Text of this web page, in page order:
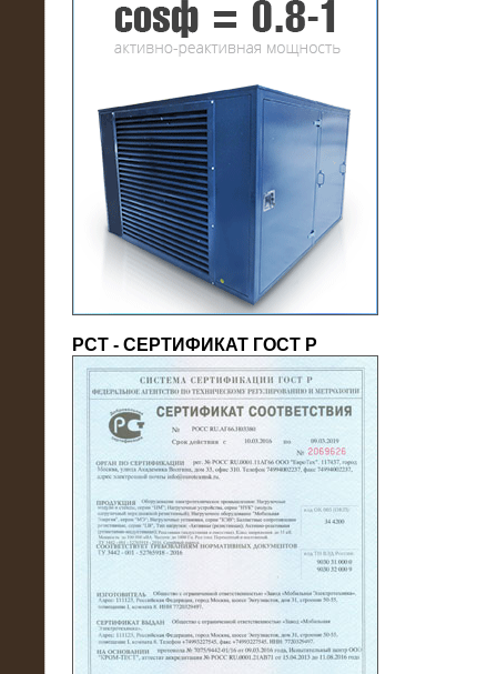
17.10.2016
Резистивный высоковольтный
нагрузочный модуль 5 МВт
(напряжение 6/10 кВ)
21.08.2016
На производственное предприятие
модули 20 МВт (0,4 кВ)
РСТ - СЕРТИФИКАТ ГОСТ Р